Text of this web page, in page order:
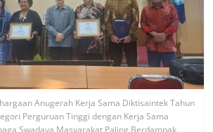
Anugerah Kerja Sama Diktisaintek Tahun
Perguruan Tinggi dengan Kerja Sama
Swadaya Masyarakat Paling Berdampak.